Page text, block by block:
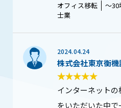
オフィス移転 〜
士業
2024.04.24
株式会社東京衡
インターネット
をいただいた中